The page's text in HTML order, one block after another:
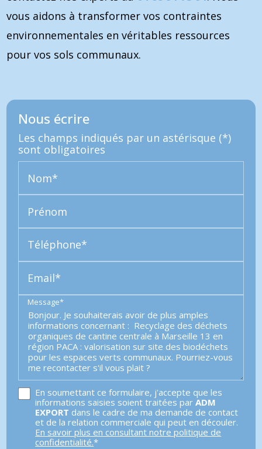
vous aidons à transformer vos contraintes
environnementales en véritables ressources
pour vos sols communaux.
Nous écrire
Les champs indiqués par un astérisque (*)
sont obligatoires
Nom*
Prénom
Téléphone*
Email*
Message*
En soumettant ce formulaire, j'accepte que les
informations saisies soient traitées parADM
EXPORT dans le cadre de ma demande de contact
et de la relation commerciale qui peut en découler.
En savoir plus en consultant notre politique de
confidentialité.*